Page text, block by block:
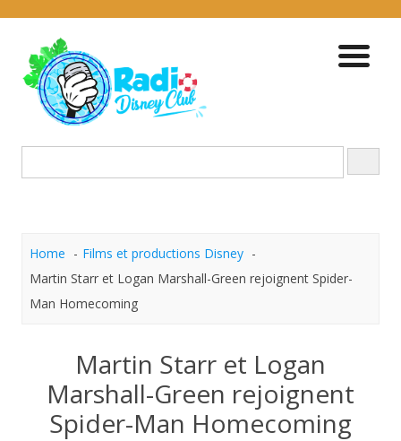
Home
Films et productions Disney
Martin Starr et Logan Marshall-Green rejoignent Spider-
Man Homecoming
Martin Starr et Logan
Marshall-Green rejoignent
Spider-Man Homecoming